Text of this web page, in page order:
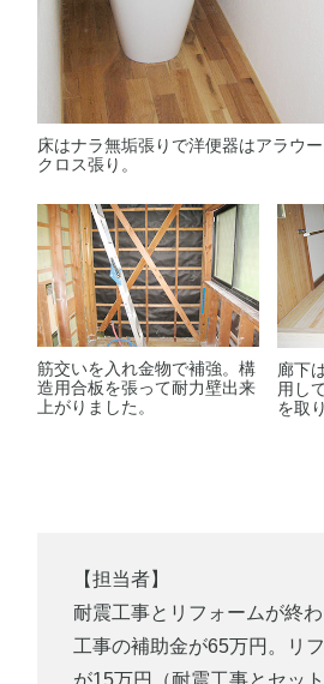
床はナラ無垢張りで洋便器はアラウ
クロス張り。
筋交いを入れ金物で補強。構
造用合板を張って耐力壁出来
上がりました。
廊下
用し
を取
【担当者】
耐震工事とリフォームが終
工事の補助金が65万円。リ
が15万円（耐震工事とセッ